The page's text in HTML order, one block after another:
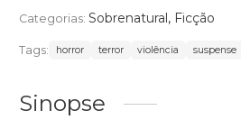
Categorias: Sobrenatural , Ficção
Tags: horror terror violência suspense
Sinopse